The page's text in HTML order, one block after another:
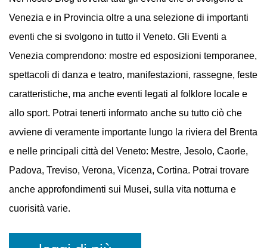
EVENTI A VENEZIA
Nel nostro Blog troverai tutti gli eventi che si svolgono a
Venezia e in Provincia oltre a una selezione di importanti
eventi che si svolgono in tutto il Veneto. Gli Eventi a
Venezia comprendono: mostre ed esposizioni temporanee,
spettacoli di danza e teatro, manifestazioni, rassegne, feste
caratteristiche, ma anche eventi legati al folklore locale e
allo sport. Potrai tenerti informato anche su tutto ciò che
avviene di veramente importante lungo la riviera del Brenta
e nelle principali città del Veneto: Mestre, Jesolo, Caorle,
Padova, Treviso, Verona, Vicenza, Cortina. Potrai trovare
cuorisità varie.